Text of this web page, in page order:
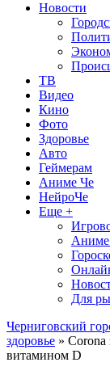
Новости
ТВ
Видео
Кино
Фото
Здоровье
Авто
Геймерам
Аниме Че
НейроЧе
Еще +
Аниме
Для
Черниговский
здоровье » Corona
витамином D